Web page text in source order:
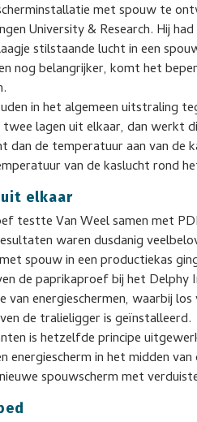
met spouw te
University & Research. Hij
stilstaande lucht in een
nog belangrijker, komt het
in het algemeen uitstraling
lagen uit elkaar, dan werkt
dan de temperatuur aan van de
van de kaslucht rond
uit elkaar
testte Van Weel samen met
waren dusdanig
spouw in een productiekas
de paprikaproef bij het Delphy
van energieschermen, waarbij
de tralieligger is geïnstalleerd.
is hetzelfde principe
energiescherm in het midden
spouwscherm met